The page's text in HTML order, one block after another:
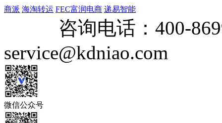
商派 海淘转运 FEC富润电商 递易智能
咨询电话： 400-
service@kdniao.com
微信公众号